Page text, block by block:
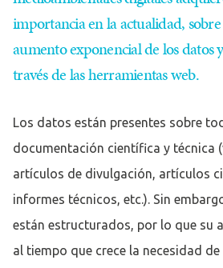
importancia en la actualidad,
aumento exponencial de los datos
través de las herramientas web.
Los datos están presentes sobre
documentación científica y técnica
artículos de divulgación, artículos
informes técnicos, etc.). Sin
están estructurados, por lo que su
al tiempo que crece la necesidad